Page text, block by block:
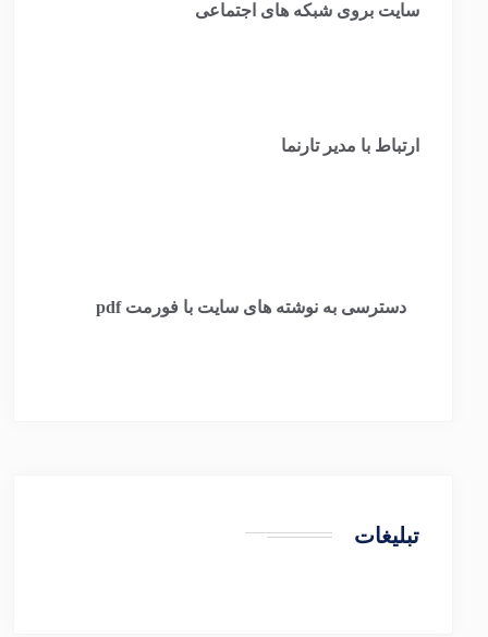
سایت بروی شبکه های اجتماعی
ارتباط با مدیر تارنما
دسترسی به نوشته های سایت با فورمت pdf
تبلیغات